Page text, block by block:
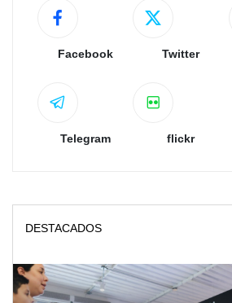
Facebook Twitter
Telegram flickr
DESTACADOS